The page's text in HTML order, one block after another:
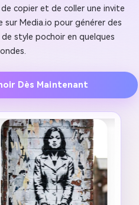
copier et de coller une invite
sur Media.io pour générer des
style pochoir en quelques
Dès Maintenant